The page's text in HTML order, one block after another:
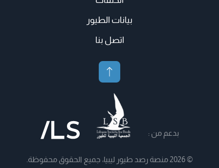
بيانات الطيور
اتصل بنا
بدعم من :
© 2026 منصة رصد طيور ليبيا، جميع الحقوق محفوظة.